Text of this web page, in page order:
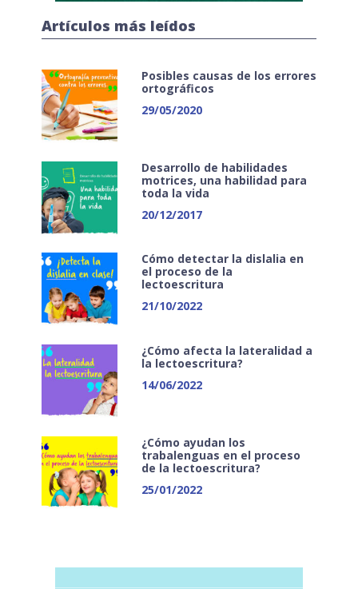
Artículos más leídos
Posibles causas de los errores
ortográficos
29/05/2020
Desarrollo de habilidades
motrices, una habilidad para
toda la vida
20/12/2017
Cómo detectar la dislalia en
el proceso de la
lectoescritura
21/10/2022
¿Cómo afecta la lateralidad a
la lectoescritura?
14/06/2022
¿Cómo ayudan los
trabalenguas en el proceso
de la lectoescritura?
25/01/2022